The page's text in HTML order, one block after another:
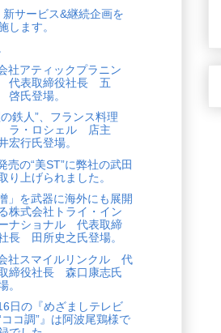
新サービス&継続企画を
します。
社アティックプラニン
代表取締役社長 五
氏登場。
鉄人”、フランス料理
ラ・ロシェル 店主
宏行氏登場。
売の“美ST”に弊社の武田
り上げられました。
」を武器に海外にも展開
株式会社トライ・イン
ナショナル 代表取締
長 田所史之氏登場。
社スマイルリンクル 代
締役社長 森口康志氏
。
日の『めざましテレビ
ココ調”』は阿波尾鶏様で